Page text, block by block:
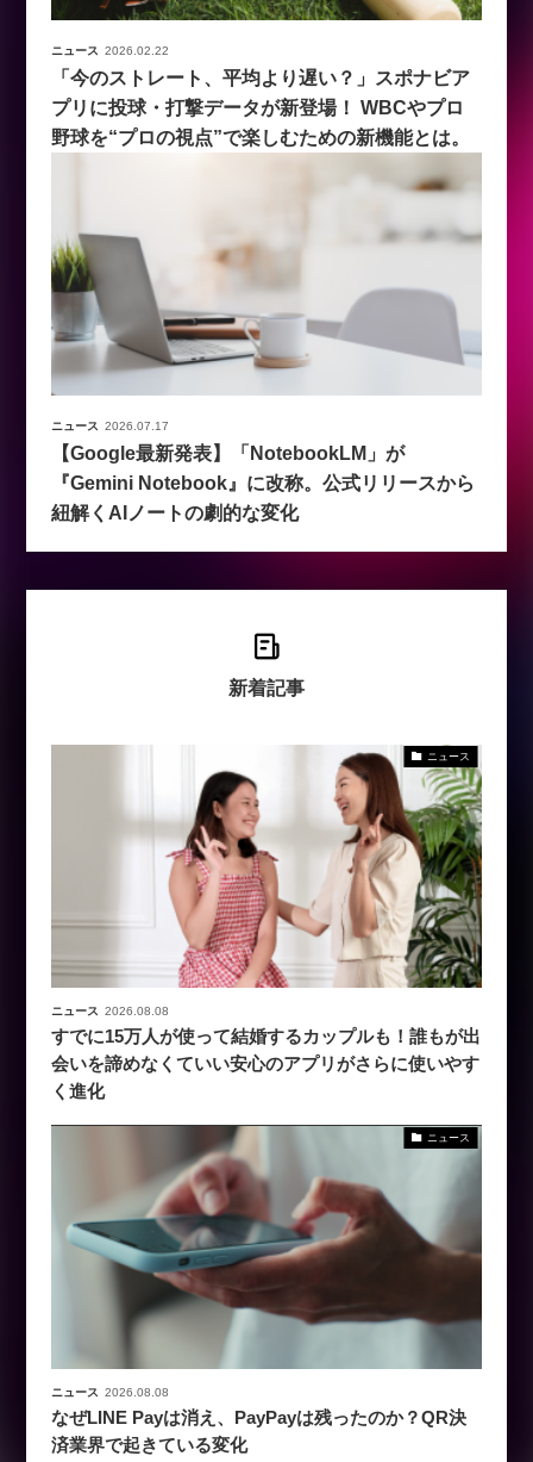
ニュース 2026.02.22
「今のストレート、平均より遅い？」スポナビア
プリに投球・打撃データが新登場！ WBCやプロ
野球を“プロの視点”で楽しむための新機能とは。
ニュース 2026.07.17
【Google最新発表】「NotebookLM」が
『Gemini Notebook』に改称。公式リリースから
紐解くAIノートの劇的な変化
新着記事
ニュース
ニュース 2026.08.08
すでに15万人が使って結婚するカップルも！誰もが出
会いを諦めなくていい安心のアプリがさらに使いやす
く進化
ニュース
ニュース 2026.08.08
なぜLINE Payは消え、PayPayは残ったのか？QR決
済業界で起きている変化